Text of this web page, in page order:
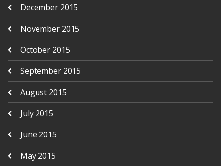
December 2015
November 2015
October 2015
September 2015
August 2015
July 2015
June 2015
May 2015